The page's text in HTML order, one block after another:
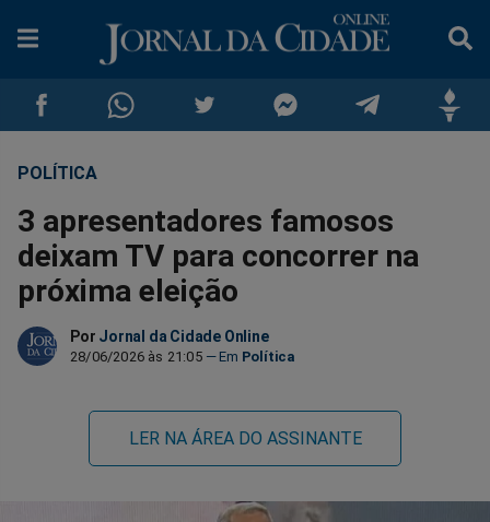
Compartilhar
no
Facebook
Compartilhar
no
Whatsapp
no
Twitter
no
no
POLÍTICA
3 apresentadores famosos
deixam TV para concorrer na
próxima eleição
Por Jornal da Cidade Online
28/06/2026 às 21:05 Política
LER NA ÁREA DO ASSINANTE